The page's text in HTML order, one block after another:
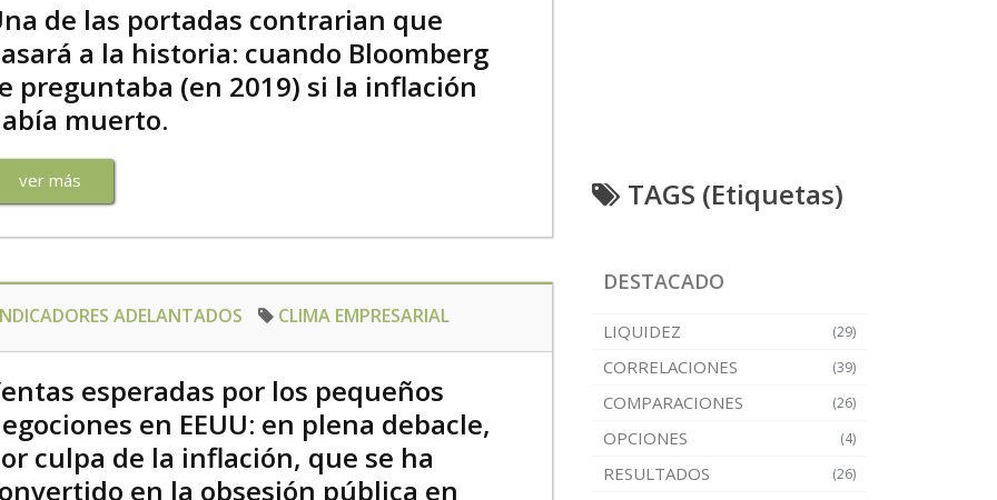
de las portadas contrarian que
a la historia: cuando Bloomberg
preguntaba (en 2019) si la inflación
muerto.
ver más
ADELANTADOS CLIMA EMPRESARIAL
esperadas por los pequeños
en EEUU: en plena debacle,
culpa de la inflación, que se ha
en la obsesión pública en
TAGS (Etiquetas)
DESTACADO
(29)
LIQUIDEZ
(39)
CORRELACIONES
(26)
COMPARACIONES
(4)
OPCIONES
(26)
RESULTADOS